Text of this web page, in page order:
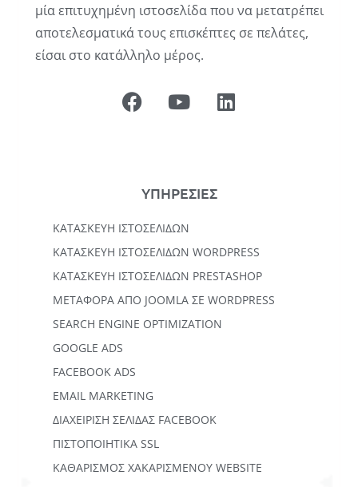
μία επιτυχημένη ιστοσελίδα που να μετατρέπει
αποτελεσματικά τους επισκέπτες σε πελάτες,
είσαι στο κατάλληλο μέρος.
ΥΠΗΡΕΣΙΕΣ
ΚΑΤΑΣΚΕΥΉ ΙΣΤΟΣΕΛΊΔΩΝ
KΑΤΑΣΚΕΥΉ IΣΤΟΣΕΛΊΔΩΝ WORDPRESS
ΚΑΤΑΣΚΕΥΗ ΙΣΤΟΣΕΛΙΔΩΝ PRESTASHOP
ΜΕΤΑΦΟΡΆ ΑΠΌ JOOMLA ΣΕ WORDPRESS
SEARCH ENGINE OPTIMIZATION
GOOGLE ADS
FACEBOOK ADS
EMAIL MARKETING
ΔΙΑΧΕΙΡΙΣΗ ΣΕΛΙΔΑΣ FACEBOOK
ΠΙΣΤΟΠΟΙΗΤΙΚΑ SSL
ΚΑΘΑΡΙΣΜΟΣ ΧΑΚΑΡΙΣΜΕΝΟΥ WEBSITE